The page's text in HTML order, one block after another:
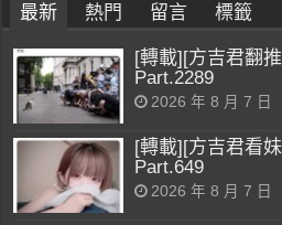
最新 熱門 留言 標籤
[轉載][方吉君翻
Part.2289
2026 年 8 月 7 日
[轉載][方吉君看
Part.649
2026 年 8 月 7 日